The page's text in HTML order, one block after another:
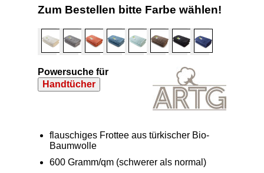
Zum Bestellen bitte Farbe wählen!
Powersuche für
Handtücher
flauschiges Frottee aus türkischer Bio-
Baumwolle
600 Gramm/qm (schwerer als normal)